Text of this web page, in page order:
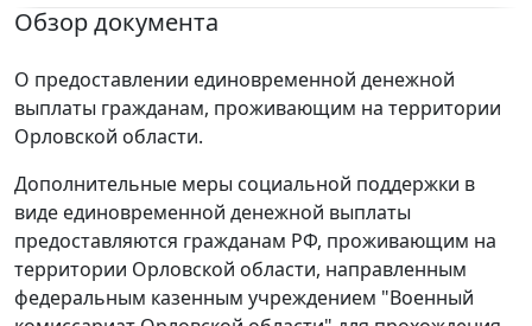
Обзор документа
О предоставлении единовременной денежной
выплаты гражданам, проживающим на территории
Орловской области.
Дополнительные меры социальной поддержки в
виде единовременной денежной выплаты
предоставляются гражданам РФ, проживающим на
территории Орловской области, направленным
федеральным казенным учреждением "Военный